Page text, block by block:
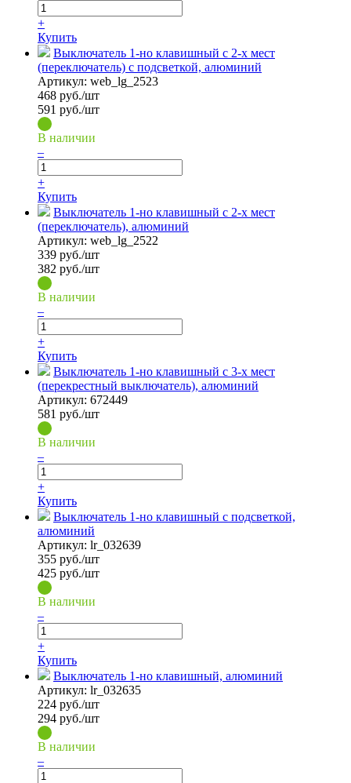
+
Купить
Выключатель 1-но клавишный с 2-х мест
(переключатель) с подсветкой, алюминий
Артикул: web_lg_2523
468 руб./шт
591 руб./шт
В наличии
–
+
Купить
Выключатель 1-но клавишный с 2-х мест
(переключатель), алюминий
Артикул: web_lg_2522
339 руб./шт
382 руб./шт
В наличии
–
+
Купить
Выключатель 1-но клавишный с 3-х мест
(перекрестный выключатель), алюминий
Артикул: 672449
581 руб./шт
В наличии
–
+
Купить
Выключатель 1-но клавишный с подсветкой,
алюминий
Артикул: lr_032639
355 руб./шт
425 руб./шт
В наличии
–
+
Купить
Выключатель 1-но клавишный, алюминий
Артикул: lr_032635
224 руб./шт
294 руб./шт
В наличии
–